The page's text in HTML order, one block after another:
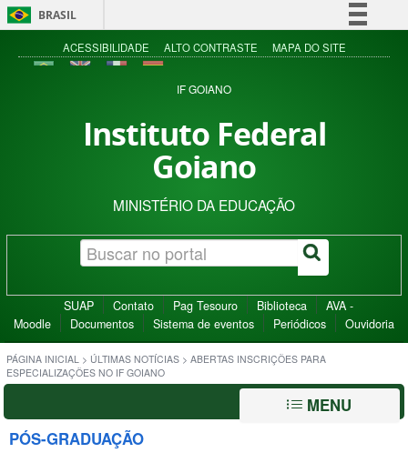
BRASIL
Simplifique!
Acesso à informação
ACESSIBILIDADE ALTO CONTRASTE MAPA DO SITE
IF GOIANO
Instituto Federal
Goiano
MINISTÉRIO DA EDUCAÇÃO
SUAP Contato Pag Tesouro Biblioteca
AVA -
Moodle
Documentos Sistema de eventos Periódicos Ouvidoria
PÁGINA INICIAL > ÚLTIMAS NOTÍCIAS > ABERTAS INSCRIÇÕES PARA
ESPECIALIZAÇÕES NO IF GOIANO
MENU
PÓS-GRADUAÇÃO